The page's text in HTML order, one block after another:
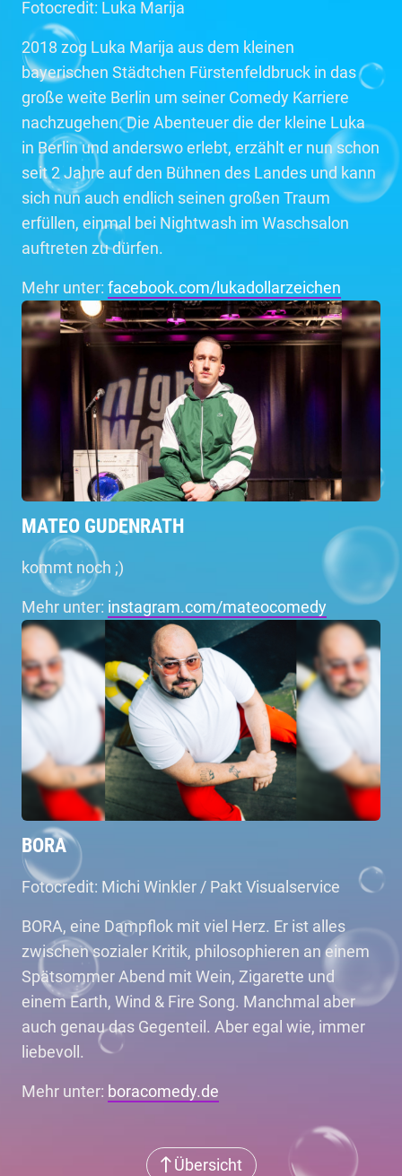
Fotocredit: Luka Marija
2018 zog Luka Marija aus dem kleinen
bayerischen Städtchen Fürstenfeldbruck in das
große weite Berlin um seiner Comedy Karriere
nachzugehen. Die Abenteuer die der kleine Luka
in Berlin und anderswo erlebt, erzählt er nun schon
seit 2 Jahre auf den Bühnen des Landes und kann
sich nun auch endlich seinen großen Traum
erfüllen, einmal bei Nightwash im Waschsalon
auftreten zu dürfen.
Mehr unter: facebook.com/lukadollarzeichen
MATEO GUDENRATH
kommt noch ;)
Mehr unter: instagram.com/mateocomedy
BORA
Fotocredit: Michi Winkler / Pakt Visualservice
BORA, eine Dampflok mit viel Herz. Er ist alles
zwischen sozialer Kritik, philosophieren an einem
Spätsommer Abend mit Wein, Zigarette und
einem Earth, Wind & Fire Song. Manchmal aber
auch genau das Gegenteil. Aber egal wie, immer
liebevoll.
Mehr unter: boracomedy.de
Übersicht